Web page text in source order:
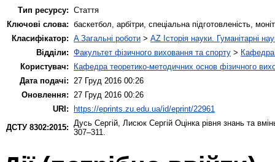
Тип ресурсу: Стаття
Ключові слова: баскетбол, арбітри, спеціальна підготовленість,
Класифікатор: A Загальні роботи > AZ Історія науки. Гуманітарні
Відділи: Факультет фізичного виховання та спорту > Кафедра
Користувач:
Кафедра теоретико-методичних основ фізичного
Дата подачі:
27 Груд 2016 00:26
Оновлення:
27 Груд 2016 00:26
URI: https://eprints.zu.edu.ua/id/eprint/22961
ДСТУ 8302:2015:
Дусь Сергій Лисюк Сергій Оцінка рівня знань та
307–311.